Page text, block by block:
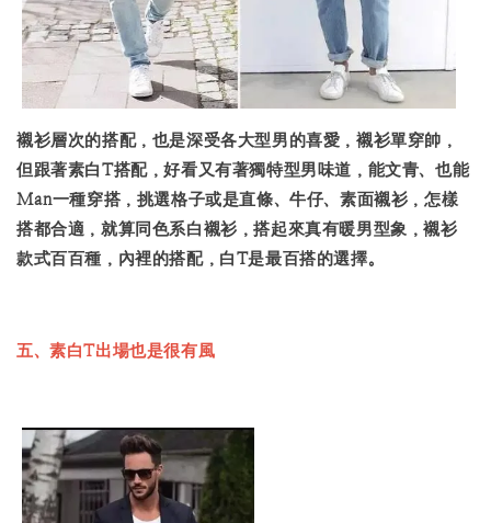
襯衫層次的搭配，也是深受各大型男的喜愛，襯衫單穿帥，
但跟著素白T搭配，好看又有著獨特型男味道，能文青、也能
Man一種穿搭，挑選格子或是直條、牛仔、素面襯衫，怎樣
搭都合適，就算同色系白襯衫，搭起來真有暖男型象，襯衫
款式百百種，內裡的搭配，白T是最百搭的選擇。
五、素白T出場也是很有風